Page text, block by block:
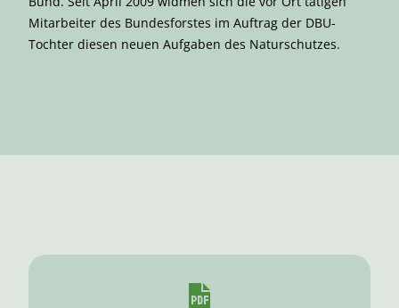
Mitarbeiter des Bundesforstes im Auftrag der DBU-
Tochter diesen neuen Aufgaben des Naturschutzes.